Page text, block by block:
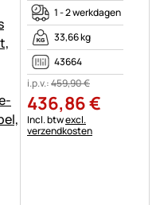
1 - 2 werkdagen
33,66 kg
43664
i.p.v.:459,90€
436,86€
Belastinginformatie:
Incl. btwexcl.
verzendkosten